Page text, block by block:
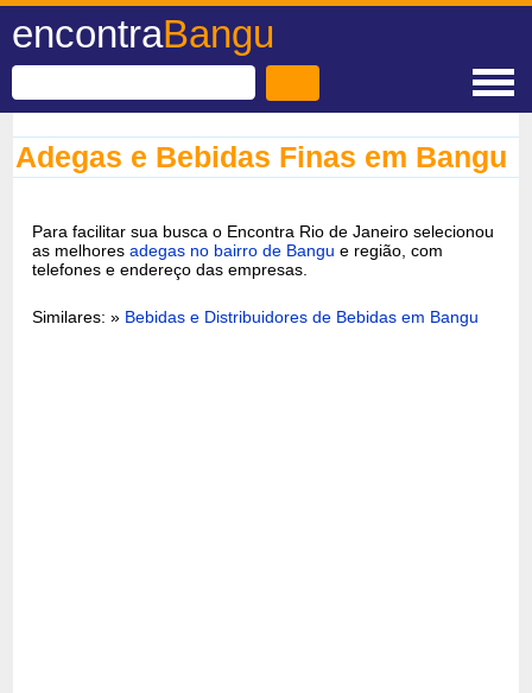
encontraBangu
Adegas e Bebidas Finas em Bangu
Para facilitar sua busca o Encontra Rio de Janeiro selecionou
as melhoresadegas no bairro de Bangu e região, com
telefones e endereço das empresas.
Similares: » Bebidas e Distribuidores de Bebidas em Bangu